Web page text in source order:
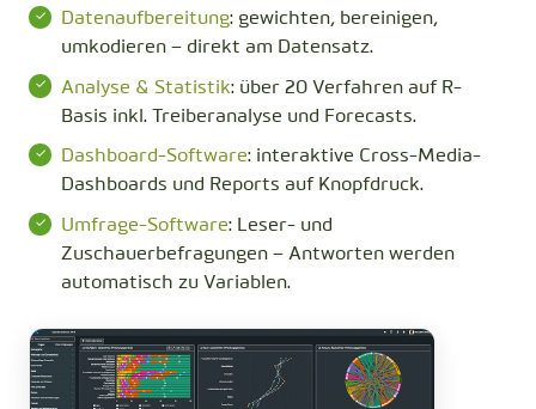
Datenaufbereitung: gewichten, bereinigen,
umkodieren – direkt am Datensatz.
Analyse & Statistik: über 20 Verfahren auf R-
Basis inkl. Treiberanalyse und Forecasts.
Dashboard-Software: interaktive Cross-Media-
Dashboards und Reports auf Knopfdruck.
Umfrage-Software: Leser- und
Zuschauerbefragungen – Antworten werden
automatisch zu Variablen.